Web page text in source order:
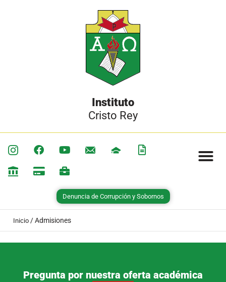
Instituto
Cristo Rey
Denuncia de Corrupción y Sobornos
Inicio /Admisiones
Pregunta por nuestra oferta académica